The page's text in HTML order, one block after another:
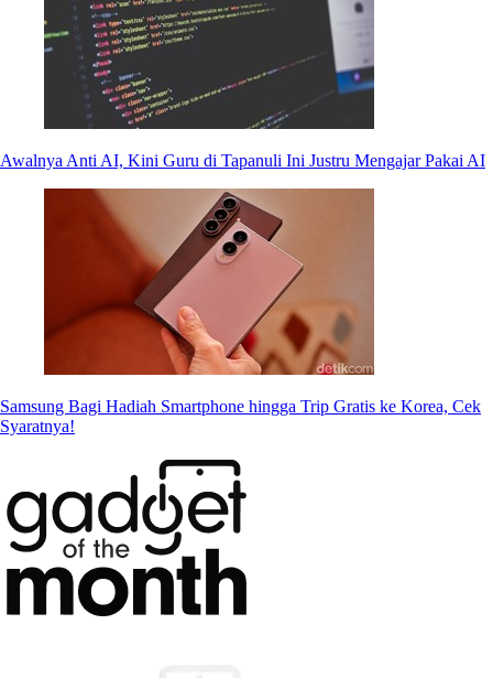
Awalnya Anti AI, Kini Guru di Tapanuli Ini Justru Mengajar Pakai AI
Samsung Bagi Hadiah Smartphone hingga Trip Gratis ke Korea, Cek
Syaratnya!